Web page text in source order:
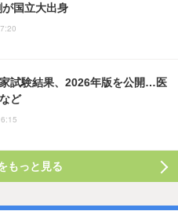
国立大出身
試験結果、2026年版を公開…医
ど
もっと見る